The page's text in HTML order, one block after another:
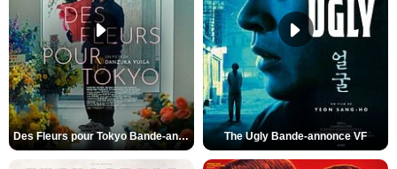
Des Fleurs pour Tokyo Bande-annonce VO STFR The Ugly Bande-annonce VF